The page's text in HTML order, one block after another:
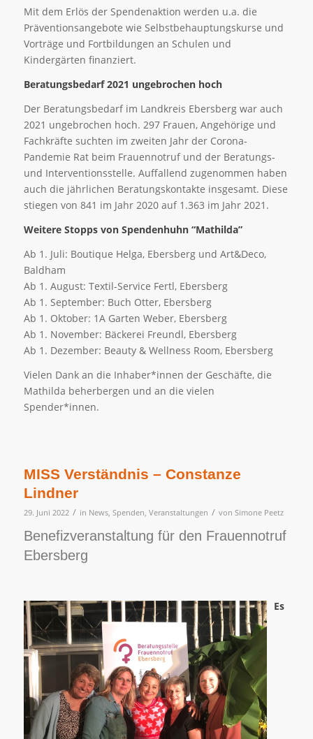
Mit dem Erlös der Spendenaktion werden u.a. die
Präventionsangebote wie Selbstbehauptungskurse und
Vorträge und Fortbildungen an Schulen und
Kindergärten finanziert.
Beratungsbedarf 2021 ungebrochen hoch
Der Beratungsbedarf im Landkreis Ebersberg war auch
2021 ungebrochen hoch. 297 Frauen, Angehörige und
Fachkräfte suchten im zweiten Jahr der Corona-
Pandemie Rat beim Frauennotruf und der Beratungs-
und Interventionsstelle. Auffallend zugenommen haben
auch die jährlichen Beratungskontakte insgesamt. Diese
stiegen von 841 im Jahr 2020 auf 1.363 im Jahr 2021.
Weitere Stopps von Spendenhuhn “Mathilda”
Ab 1. Juli: Boutique Helga, Ebersberg und Art&Deco,
Baldham
Ab 1. August: Textil-Service Fertl, Ebersberg
Ab 1. September: Buch Otter, Ebersberg
Ab 1. Oktober: 1A Garten Weber, Ebersberg
Ab 1. November: Bäckerei Freundl, Ebersberg
Ab 1. Dezember: Beauty & Wellness Room, Ebersberg
Vielen Dank an die Inhaber*innen der Geschäfte, die
Mathilda beherbergen und an die vielen
Spender*innen.
MISS Verständnis – Constanze
Lindner
29. Juni 2022 / in News, Spenden, Veranstaltungen / von Simone Peetz
Benefizveranstaltung für den Frauennotruf
Ebersberg
Es